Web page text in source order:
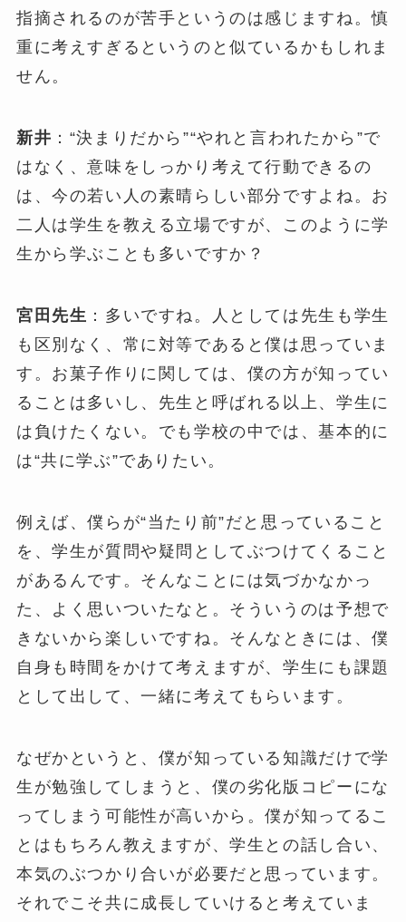
指摘されるのが苦手というのは感じますね。慎
重に考えすぎるというのと似ているかもしれま
せん。
新井 ：“決まりだから”“やれと言われたから”で
はなく、意味をしっかり考えて行動できるの
は、今の若い人の素晴らしい部分ですよね。お
二人は学生を教える立場ですが、このように学
生から学ぶことも多いですか？
宮田先生 ：多いですね。人としては先生も学生
も区別なく、常に対等であると僕は思っていま
す。お菓子作りに関しては、僕の方が知ってい
ることは多いし、先生と呼ばれる以上、学生に
は負けたくない。でも学校の中では、基本的に
は“共に学ぶ”でありたい。
例えば、僕らが“当たり前”だと思っていること
を、学生が質問や疑問としてぶつけてくること
があるんです。そんなことには気づかなかっ
た、よく思いついたなと。そういうのは予想で
きないから楽しいですね。そんなときには、僕
自身も時間をかけて考えますが、学生にも課題
として出して、一緒に考えてもらいます。
なぜかというと、僕が知っている知識だけで学
生が勉強してしまうと、僕の劣化版コピーにな
ってしまう可能性が高いから。僕が知ってるこ
とはもちろん教えますが、学生との話し合い、
本気のぶつかり合いが必要だと思っています。
それでこそ共に成長していけると考えていま